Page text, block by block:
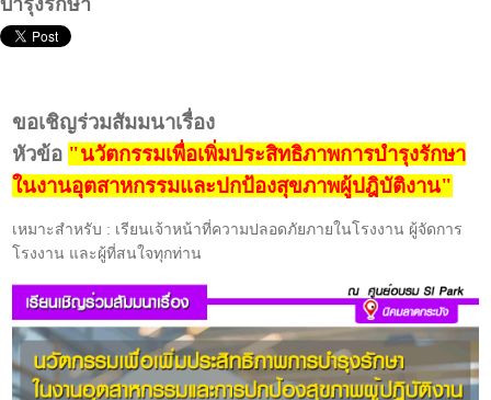
บำรุงรักษา
ขอเชิญร่วมสัมมนาเรื่อง
หัวข้อ "นวัตกรรมเพื่อเพิ่มประสิทธิภาพการบำรุงรักษา
ในงานอุตสาหกรรมและปกป้องสุขภาพผู้ปฎิบัติงาน"
เหมาะสำหรับ : เรียนเจ้าหน้าที่ความปลอดภัยภายในโรงงาน ผู้จัดการ
โรงงาน และผู้ที่สนใจทุกท่าน